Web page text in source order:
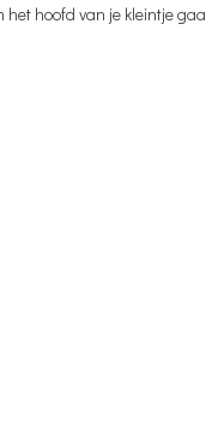
hoofd van je kleintje